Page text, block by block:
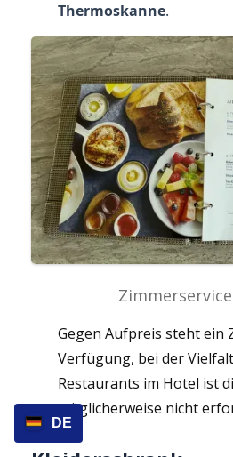
Thermoskanne.
Gegen Aufpreis steht ein
Verfügung, bei der
Restaurants im Hotel ist
möglicherweise nicht
DE